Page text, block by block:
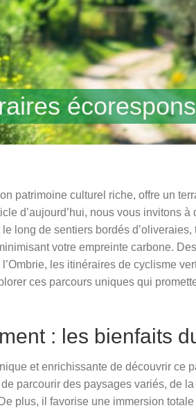
patrimoine culturel riche, offre un
d’aujourd’hui, nous vous
long de sentiers bordés
votre empreinte carbone.
les itinéraires de cyclisme
ces parcours uniques qui
: les bienfaits
et enrichissante de découvrir ce
parcourir des paysages variés, de
plus, il favorise une immersion